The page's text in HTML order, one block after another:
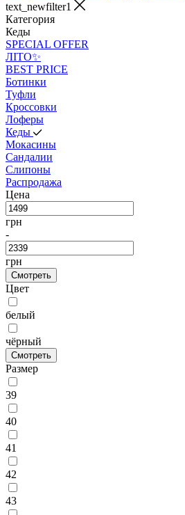
text_newfilter1
Категория
Кеды
SPECIAL OFFER
ЛІТО✨
BEST PRICE
Ботинки
Туфли
Кроссовки
Лоферы
Кеды
Мокасины
Сандалии
Слипоны
Распродажа
Цена
грн
-
грн
Смотреть
Цвет
белый
чёрный
Смотреть
Размер
39
40
41
42
43